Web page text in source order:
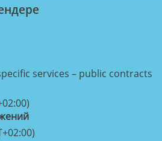
services – public contracts